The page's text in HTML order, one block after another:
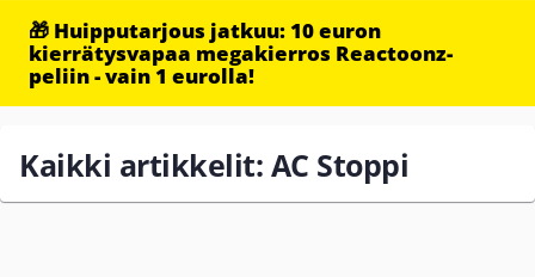
🎁 Huipputarjous jatkuu: 10 euron
kierrätysvapaa megakierros Reactoonz-
peliin - vain 1 eurolla!
Kaikki artikkelit: AC Stoppi